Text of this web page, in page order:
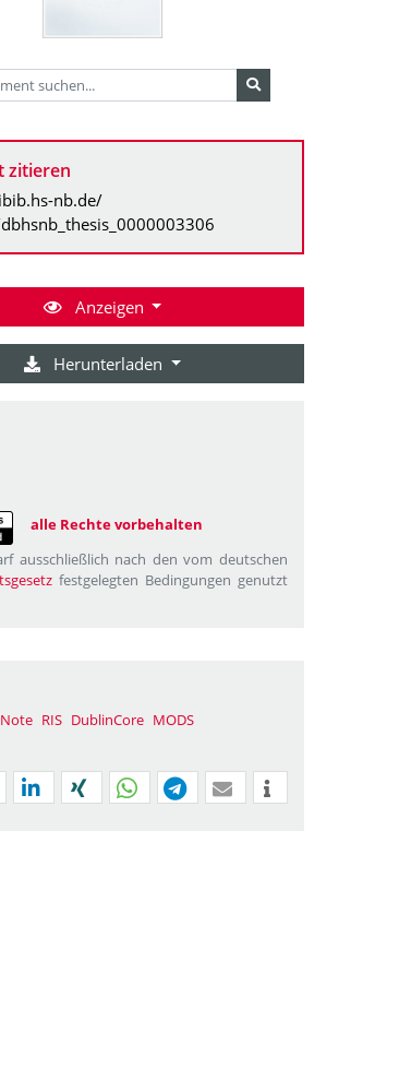
zitieren
nb.de/
Anzeigen
Herunterladen
alle Rechte vorbehalten
ausschließlich nach den vom deutschen
festgelegten Bedingungen genutzt
RIS DublinCore MODS